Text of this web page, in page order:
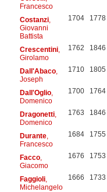
Francesco
Costanzi,
Giovanni
Battista
1704 1778
Crescentini,
Girolamo
1762 1846
Dall'Abaco,
Joseph
1710 1805
Dall'Oglio,
Domenico
1700 1764
Dragonetti,
Domenico
1763 1846
Durante,
Francesco
1684 1755
Facco,
Giacomo
1676 1753
Faggioli,
Michelangelo
1666 1733